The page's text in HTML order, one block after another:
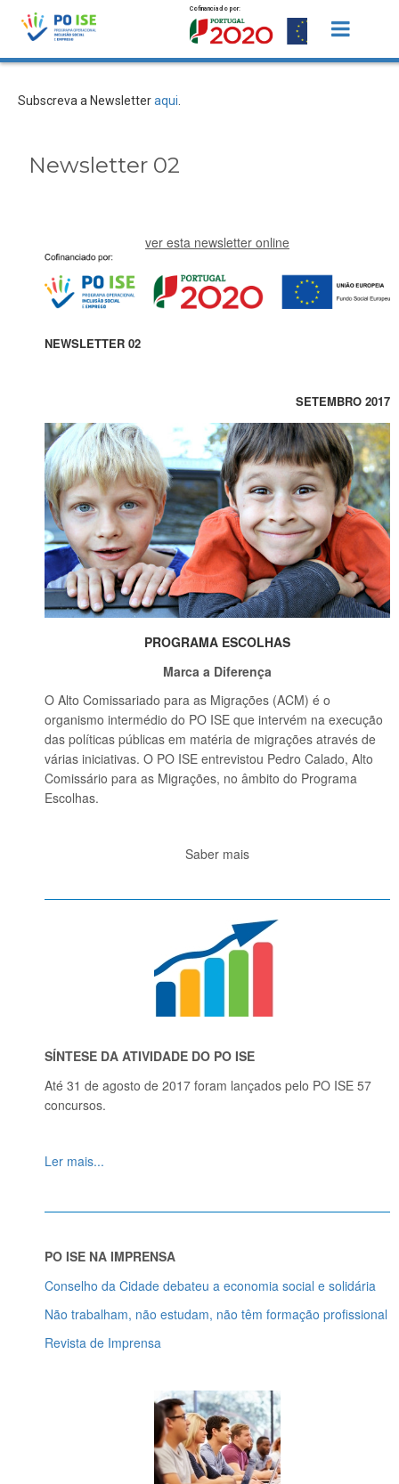
Saltar para o conteúdo
Cofinanciado por:
Subscreva a Newsletteraqui
Newsletter 02
ver esta newsletter online
NEWSLETTER 02
SETEMBRO 2017
PROGRAMA ESCOLHAS
Marca a Diferença
O Alto Comissariado para as Migrações (ACM) é o
organismo intermédio do PO ISE que intervém na execução
das políticas públicas em matéria de migrações através de
várias iniciativas. O PO ISE entrevistou Pedro Calado, Alto
Comissário para as Migrações, no âmbito do Programa
Escolhas.
Saber mais
SÍNTESE DA ATIVIDADE DO PO ISE
Até 31 de agosto de 2017 foram lançados pelo PO ISE 57
concursos.
Ler mais...
PO ISE NA IMPRENSA
Conselho da Cidade debateu a economia social e solidária
Não trabalham, não estudam, não têm formação profissional
Revista de Imprensa